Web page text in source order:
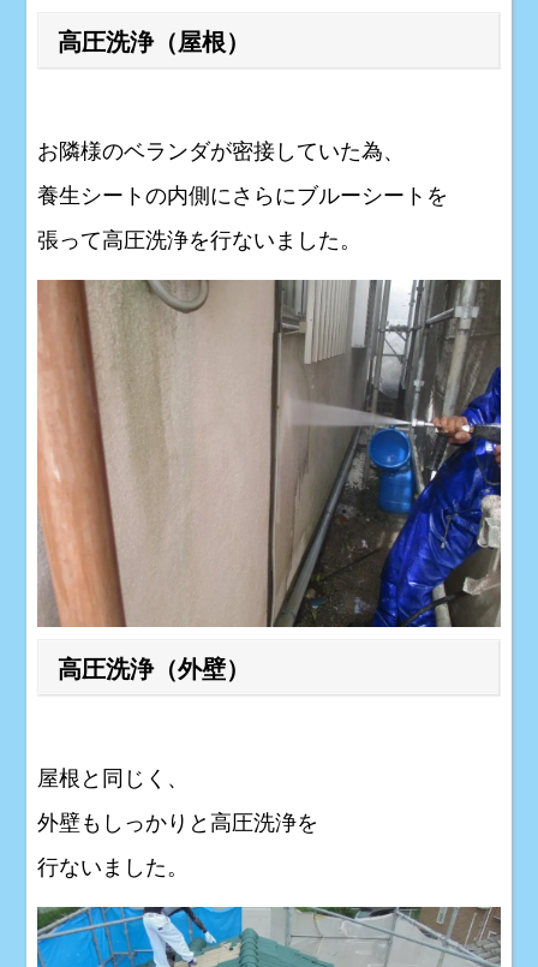
高圧洗浄（屋根）
お隣様のベランダが密接していた為、
養生シートの内側にさらにブルーシートを
張って高圧洗浄を行ないました。
高圧洗浄（外壁）
屋根と同じく、
外壁もしっかりと高圧洗浄を
行ないました。